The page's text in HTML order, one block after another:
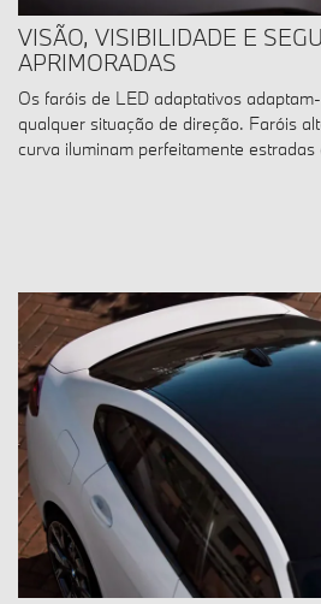
VISÃO, VISIBILIDADE E
APRIMORADAS
Os faróis de LED adaptativos
qualquer situação de direção. Faróis
curva iluminam perfeitamente estradas